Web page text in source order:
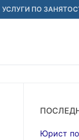
УСЛУГИ ПО
Юрист